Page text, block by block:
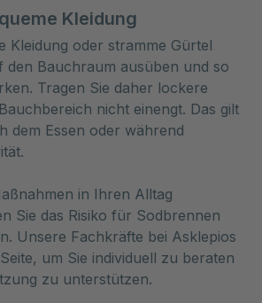
Kleidung
Kleidung oder stramme Gürtel
den Bauchraum ausüben und so
Tragen Sie daher lockere
nicht einengt. Das gilt
dem Essen oder während
in Ihren Alltag
Sie das Risiko für Sodbrennen
Unsere Fachkräfte bei Asklepios
um Sie individuell zu beraten
zu unterstützen.